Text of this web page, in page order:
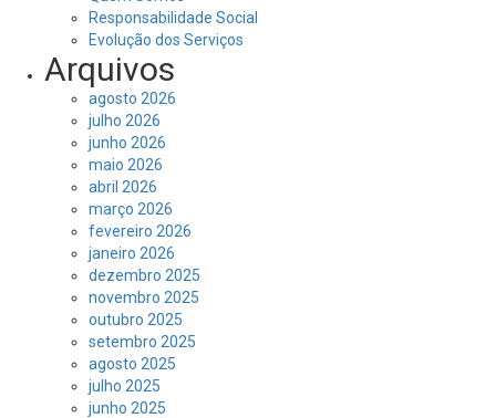
Responsabilidade Social
Evolução dos Serviços
Arquivos
agosto 2026
julho 2026
junho 2026
maio 2026
abril 2026
março 2026
fevereiro 2026
janeiro 2026
dezembro 2025
novembro 2025
outubro 2025
setembro 2025
agosto 2025
julho 2025
junho 2025